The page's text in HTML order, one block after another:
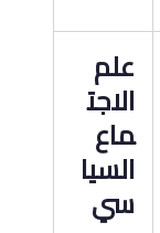
علم
الاجت
ماع
السيا
سي